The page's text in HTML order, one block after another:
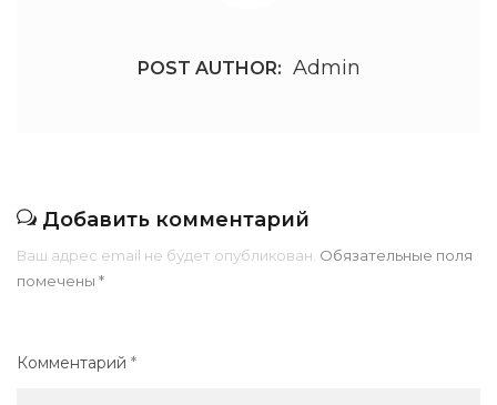
POST AUTHOR: Admin
Добавить комментарий
Ваш адрес email не будет опубликован. Обязательные поля
помечены *
Комментарий *